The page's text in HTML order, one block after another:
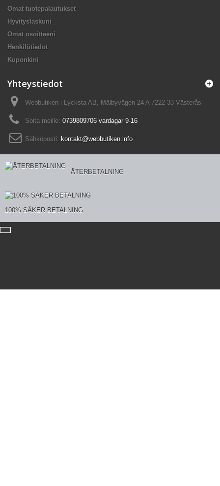
Omat tuotepalautukset
Hyvityslaskuni
Omat osoitteeni
Henkilötiedot
Kuponkini
Yhteystiedot
Webbutiken i Lycksta AB, Mälbyvägen 24 A 7222 33 Västerås
Soita meille: 0739809706 vardagar 9-16
Sähköposti: kontakt@webbutiken.info
ÅTERBETALNING
100% SÄKER BETALNING